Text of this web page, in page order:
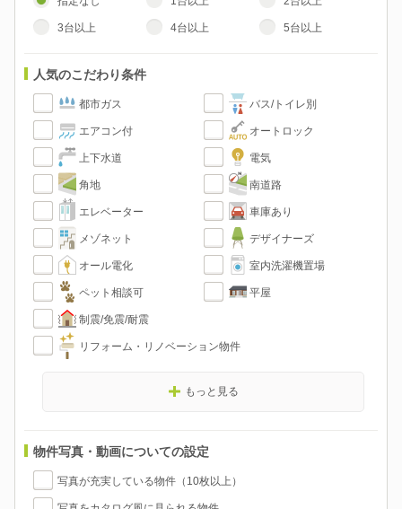
3台以上 4台以上 5台以上
人気のこだわり条件
都市ガス バス/トイレ別
エアコン付 オートロック
上下水道 電気
角地 南道路
エレベーター 車庫あり
メゾネット デザイナーズ
オール電化 室内洗濯機置場
ペット相談可 平屋
制震/免震/耐震
リフォーム・リノベーション物件
もっと見る
物件写真・動画についての設定
写真が充実している物件（10枚以上）